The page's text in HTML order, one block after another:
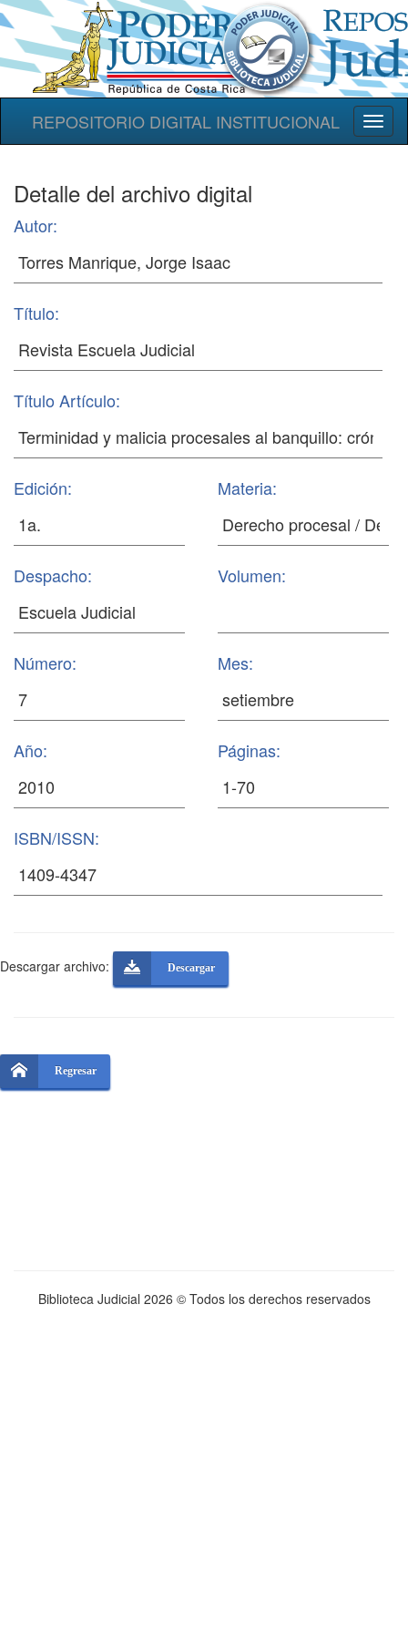
REPOSITORIO DIGITAL INSTITUCIONAL
Detalle del archivo digital
Autor:
Título:
Título Artículo:
Edición: Materia:
Despacho: Volumen:
Número: Mes:
Año: Páginas:
ISBN/ISSN:
Descargar archivo: Descargar
Regresar
Biblioteca Judicial 2026 © Todos los derechos reservados